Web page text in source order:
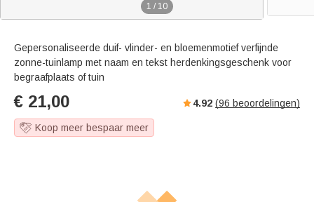
1 / 10
Gepersonaliseerde duif- vlinder- en bloemenmotief verfijnde
zonne-tuinlamp met naam en tekst herdenkingsgeschenk voor
begraafplaats of tuin
€ 21,00 4.92 (96 beoordelingen)
Koop meer bespaar meer